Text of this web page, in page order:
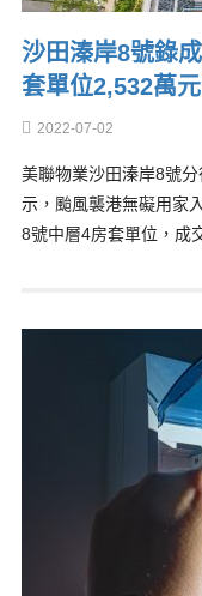
沙田溱岸8號錄
套單位2,532萬
2022-07-02
美聯物業沙田溱岸8號
示，颱風襲港無礙用家
8號中層4房套單位，成